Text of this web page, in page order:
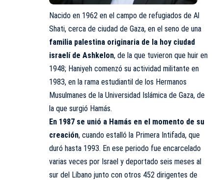
Nacido en 1962 en el campo de refugiados de Al
Shati, cerca de ciudad de Gaza, en el seno de una
familia palestina originaria de la hoy ciudad
israelí de Ashkelon, de la que tuvieron que huir en
1948; Haniyeh comenzó su actividad militante en
1983, en la rama estudiantil de los Hermanos
Musulmanes de la Universidad Islámica de Gaza, de
la que surgió Hamás.
En 1987 se unió a Hamás en el momento de su
creación, cuando estalló la Primera Intifada, que
duró hasta 1993. En ese periodo fue encarcelado
varias veces por Israel y deportado seis meses al
sur del Líbano junto con otros 452 dirigentes de